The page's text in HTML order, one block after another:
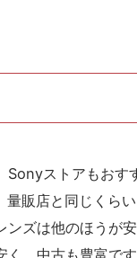
Sonyストアもおす
販店と同じくら
ンズは他のほうが